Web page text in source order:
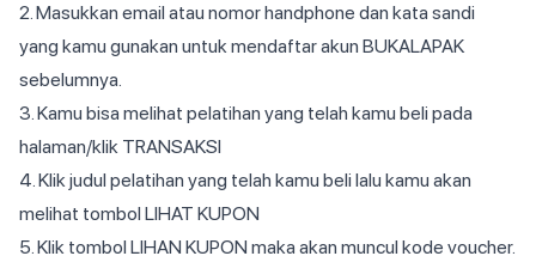
2. Masukkan email atau nomor handphone dan kata sandi
yang kamu gunakan untuk mendaftar akun BUKALAPAK
sebelumnya.
3. Kamu bisa melihat pelatihan yang telah kamu beli pada
halaman/klik TRANSAKSI
4. Klik judul pelatihan yang telah kamu beli lalu kamu akan
melihat tombol LIHAT KUPON
5. Klik tombol LIHAN KUPON maka akan muncul kode voucher.